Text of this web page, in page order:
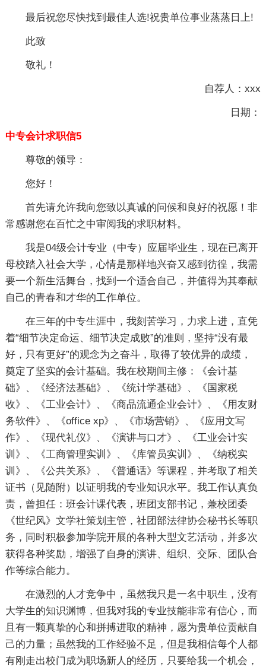
最后祝您尽快找到最佳人选!祝贵单位事业蒸蒸日上!
此致
敬礼！
自荐人：xxx
日期：
中专会计求职信5
尊敬的领导：
您好！
首先请允许我向您致以真诚的问候和良好的祝愿！非
常感谢您在百忙之中审阅我的求职材料。
我是04级会计专业（中专）应届毕业生，现在已离开
母校踏入社会大学，心情是那样地兴奋又感到彷徨，我需
要一个新生活舞台，找到一个适合自己，并值得为其奉献
自己的青春和才华的工作单位。
在三年的中专生涯中，我刻苦学习，力求上进，直凭
着“细节决定命运、细节决定成败”的准则，坚持“没有最
好，只有更好”的观念为之奋斗，取得了较优异的成绩，
奠定了坚实的会计基础。我在校期间主修：《会计基
础》、《经济法基础》、《统计学基础》、《国家税
收》、《工业会计》、《商品流通企业会计》、《用友财
务软件》、《office xp》、《市场营销》、《应用文写
作》、《现代礼仪》、《演讲与口才》、《工业会计实
训》、《工商管理实训》、《库管员实训》、《纳税实
训》、《公共关系》、《普通话》等课程，并考取了相关
证书（见随附）以证明我的专业知识水平。我工作认真负
责，曾担任：班会计课代表，班团支部书记，兼校团委
《世纪风》文学社策划主管，社团部法律协会秘书长等职
务，同时积极参加学院开展的各种大型文艺活动，并多次
获得各种奖励，增强了自身的演讲、组织、交际、团队合
作等综合能力。
在激烈的人才竞争中，虽然我只是一名中职生，没有
大学生的知识渊博，但我对我的专业技能非常有信心，而
且有一颗真挚的心和拼搏进取的精神，愿为贵单位贡献自
己的力量；虽然我的工作经验不足，但是我相信每个人都
有刚走出校门成为职场新人的经历，只要给我一个机会，